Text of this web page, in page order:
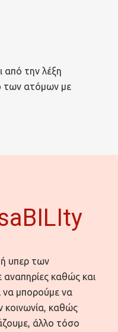
από την λέξη
των ατόμων με
υπερ των
καθώς και
να μπορούμε να
κοινωνία, καθώς
άλλο τόσο